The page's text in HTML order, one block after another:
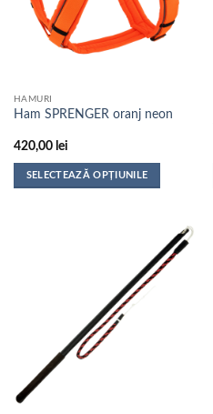
HAMURI
Ham SPRENGER oranj neon
420,00 lei
SELECTEAZĂ OPȚIUNILE
în
pagina